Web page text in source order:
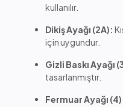
kullanılır.
Dikiş Ayağı (2A):
için uygundur.
Gizli Baskı Ayağı
tasarlanmıştır.
Fermuar Ayağı